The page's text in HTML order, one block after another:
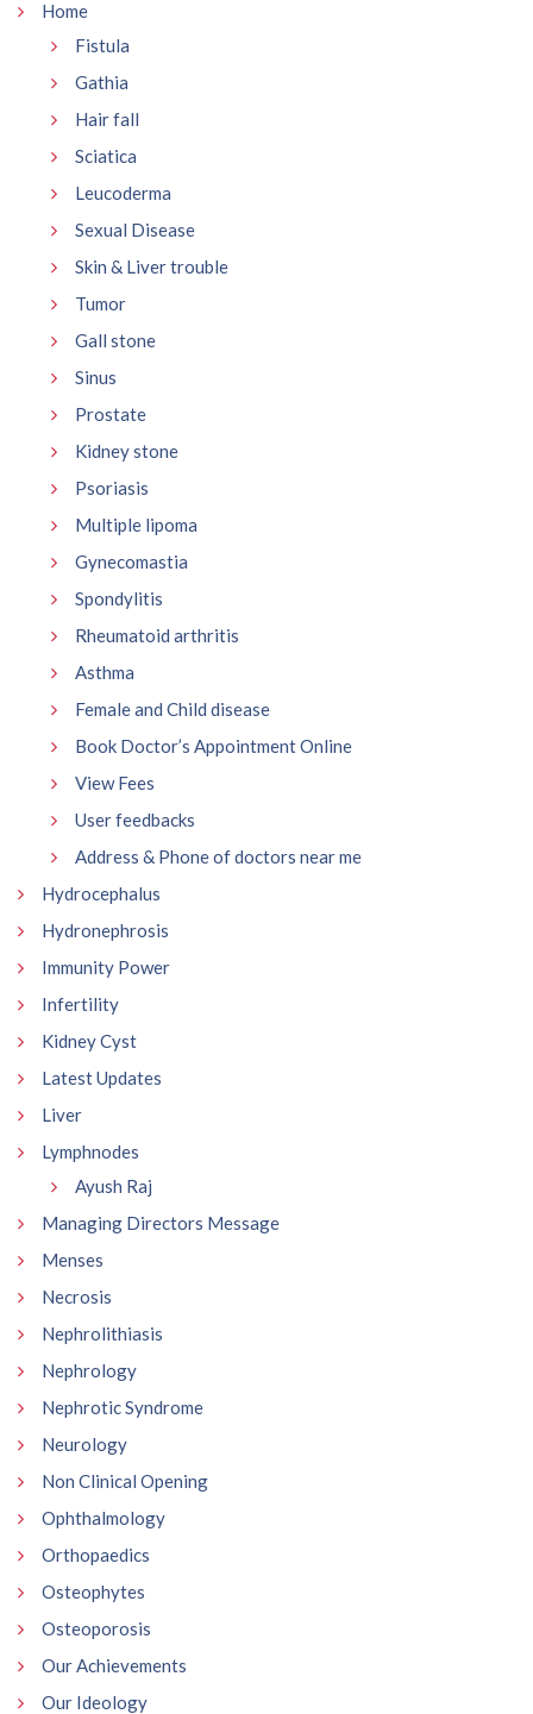
Home
Fistula
Gathia
Hair fall
Sciatica
Leucoderma
Sexual Disease
Skin & Liver trouble
Tumor
Gall stone
Sinus
Prostate
Kidney stone
Psoriasis
Multiple lipoma
Gynecomastia
Spondylitis
Rheumatoid arthritis
Asthma
Female and Child disease
Book Doctor’s Appointment Online
View Fees
User feedbacks
Address & Phone of doctors near me
Hydrocephalus
Hydronephrosis
Immunity Power
Infertility
Kidney Cyst
Latest Updates
Liver
Lymphnodes
Ayush Raj
Managing Directors Message
Menses
Necrosis
Nephrolithiasis
Nephrology
Nephrotic Syndrome
Neurology
Non Clinical Opening
Ophthalmology
Orthopaedics
Osteophytes
Osteoporosis
Our Achievements
Our Ideology